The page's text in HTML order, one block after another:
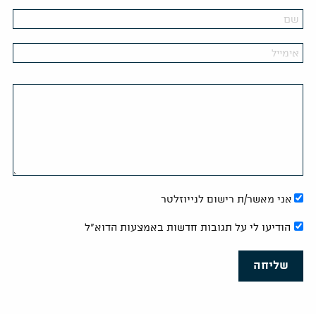
אני מאשר/ת רישום לנייוזלטר
הודיעו לי על תגובות חדשות באמצעות הדוא"ל
שליחה